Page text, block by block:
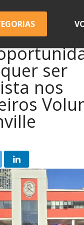
ser
nos